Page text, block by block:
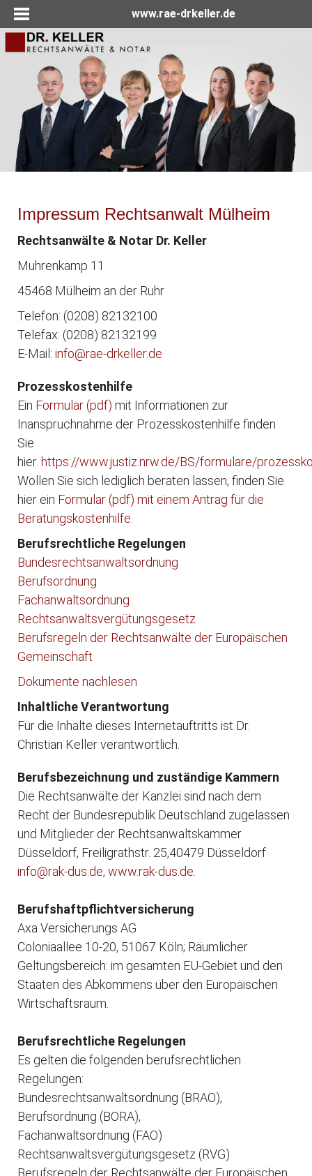
www.rae-drkeller.de
Impressum Rechtsanwalt Mülheim
Rechtsanwälte & Notar Dr. Keller
Muhrenkamp 11
45468 Mülheim an der Ruhr
Telefon: (0208) 82132100
Telefax: (0208) 82132199
E-Mail: info@rae-drkeller.de
Prozesskostenhilfe
Ein Formular (pdf) mit Informationen zur
Inanspruchnahme der Prozesskostenhilfe finden
Sie
hier. https://www.justiz.nrw.de/BS/formulare/
Wollen Sie sich lediglich beraten lassen, finden Sie
hier ein Formular (pdf) mit einem Antrag für die
Beratungskostenhilfe.
Berufsrechtliche Regelungen
Bundesrechtsanwaltsordnung
Berufsordnung
Fachanwaltsordnung
Rechtsanwaltsvergütungsgesetz
Berufsregeln der Rechtsanwälte der Europäischen
Gemeinschaft
Dokumente nachlesen
Inhaltliche Verantwortung
Für die Inhalte dieses Internetauftritts ist Dr.
Christian Keller verantwortlich.
Berufsbezeichnung und zuständige Kammern
Die Rechtsanwälte der Kanzlei sind nach dem
Recht der Bundesrepublik Deutschland zugelassen
und Mitglieder der Rechtsanwaltskammer
Düsseldorf, Freiligrathstr. 25,40479 Düsseldorf
info@rak-dus.de, www.rak-dus.de
Berufshaftpflichtversicherung
Axa Versicherungs AG
Coloniaallee 10-20, 51067 Köln; Räumlicher
Geltungsbereich: im gesamten EU-Gebiet und den
Staaten des Abkommens über den Europäischen
Wirtschaftsraum.
Berufsrechtliche Regelungen
Es gelten die folgenden berufsrechtlichen
Regelungen:
Bundesrechtsanwaltsordnung (BRAO),
Berufsordnung (BORA),
Fachanwaltsordnung (FAO)
Rechtsanwaltsvergütungsgesetz (RVG)
Berufsregeln der Rechtsanwälte der Europäischen